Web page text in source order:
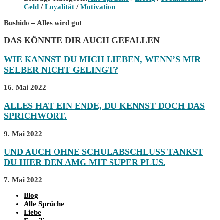
Geld / Loyalität / Motivation
Bushido – Alles wird gut
DAS KÖNNTE DIR AUCH GEFALLEN
WIE KANNST DU MICH LIEBEN, WENN’S MIR
SELBER NICHT GELINGT?
16. Mai 2022
ALLES HAT EIN ENDE, DU KENNST DOCH DAS
SPRICHWORT.
9. Mai 2022
UND AUCH OHNE SCHULABSCHLUSS TANKST
DU HIER DEN AMG MIT SUPER PLUS.
7. Mai 2022
Blog
Alle Sprüche
Liebe